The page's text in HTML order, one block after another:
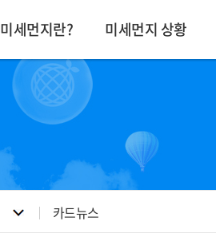
미세먼지란? 미세먼지 상황
카드뉴스